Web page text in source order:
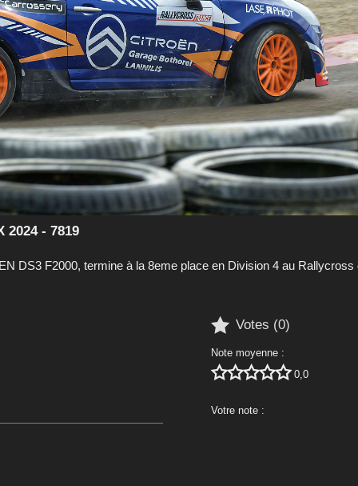
2024 - 7819
DS3 F2000, termine à la 8eme place en Division 4 au Rallycross
 Votes (0)
Note moyenne :
 0,0
Votre note :